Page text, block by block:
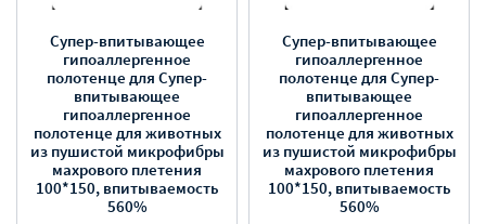
Супер-впитывающее
гипоаллергенное
полотенце для Супер-
впитывающее
гипоаллергенное
полотенце для животных
из пушистой микрофибры
махрового плетения
100*150, впитываемость
560%
Супер-впитывающее
гипоаллергенное
полотенце для Супер-
впитывающее
гипоаллергенное
полотенце для животных
из пушистой микрофибры
махрового плетения
100*150, впитываемость
560%